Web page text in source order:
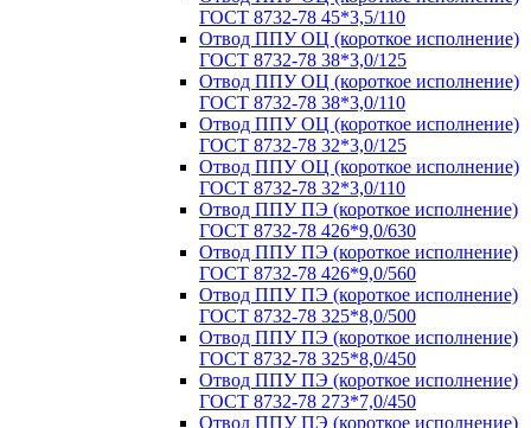
ГОСТ 8732-78 45*3,5/110
Отвод ППУ ОЦ (короткое исполнение)
ГОСТ 8732-78 38*3,0/125
Отвод ППУ ОЦ (короткое исполнение)
ГОСТ 8732-78 38*3,0/110
Отвод ППУ ОЦ (короткое исполнение)
ГОСТ 8732-78 32*3,0/125
Отвод ППУ ОЦ (короткое исполнение)
ГОСТ 8732-78 32*3,0/110
Отвод ППУ ПЭ (короткое исполнение)
ГОСТ 8732-78 426*9,0/630
Отвод ППУ ПЭ (короткое исполнение)
ГОСТ 8732-78 426*9,0/560
Отвод ППУ ПЭ (короткое исполнение)
ГОСТ 8732-78 325*8,0/500
Отвод ППУ ПЭ (короткое исполнение)
ГОСТ 8732-78 325*8,0/450
Отвод ППУ ПЭ (короткое исполнение)
ГОСТ 8732-78 273*7,0/450
Отвод ППУ ПЭ (короткое исполнение)